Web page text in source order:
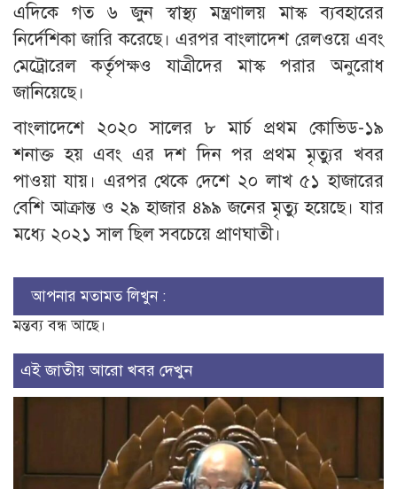
এদিকে গত ৬ জুন স্বাস্থ্য মন্ত্রণালয় মাস্ক ব্যবহারের
নির্দেশিকা জারি করেছে। এরপর বাংলাদেশ রেলওয়ে এবং
মেট্রোরেল কর্তৃপক্ষও যাত্রীদের মাস্ক পরার অনুরোধ
জানিয়েছে।
বাংলাদেশে ২০২০ সালের ৮ মার্চ প্রথম কোভিড-১৯
শনাক্ত হয় এবং এর দশ দিন পর প্রথম মৃত্যুর খবর
পাওয়া যায়। এরপর থেকে দেশে ২০ লাখ ৫১ হাজারের
বেশি আক্রান্ত ও ২৯ হাজার ৪৯৯ জনের মৃত্যু হয়েছে। যার
মধ্যে ২০২১ সাল ছিল সবচেয়ে প্রাণঘাতী।
আপনার মতামত লিখুন :
মন্তব্য বন্ধ আছে।
এই জাতীয় আরো খবর দেখুন